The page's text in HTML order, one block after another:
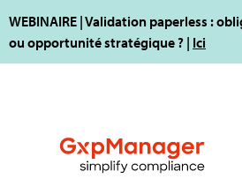
WEBINAIRE | Validation paperless :
ou opportunité stratégique ? | Ici